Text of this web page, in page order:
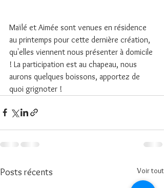
Maïlé et Aimée sont venues en résidence
au printemps pour cette dernière création,
qu'elles viennent nous présenter à domicile
! La participation est au chapeau, nous
aurons quelques boissons, apportez de
quoi grignoter !
Posts récents Voir tout